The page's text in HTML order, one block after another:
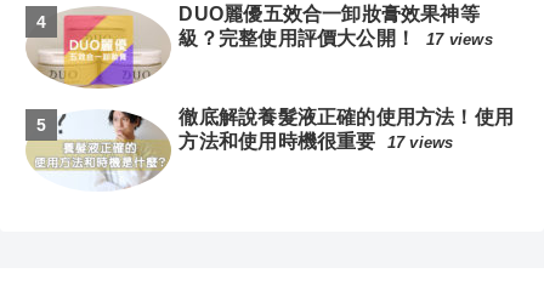
DUO麗優五效合一卸妝膏效果神等
級？完整使用評價大公開！
17 views
徹底解說養髮液正確的使用方法！使用
方法和使用時機很重要
17 views